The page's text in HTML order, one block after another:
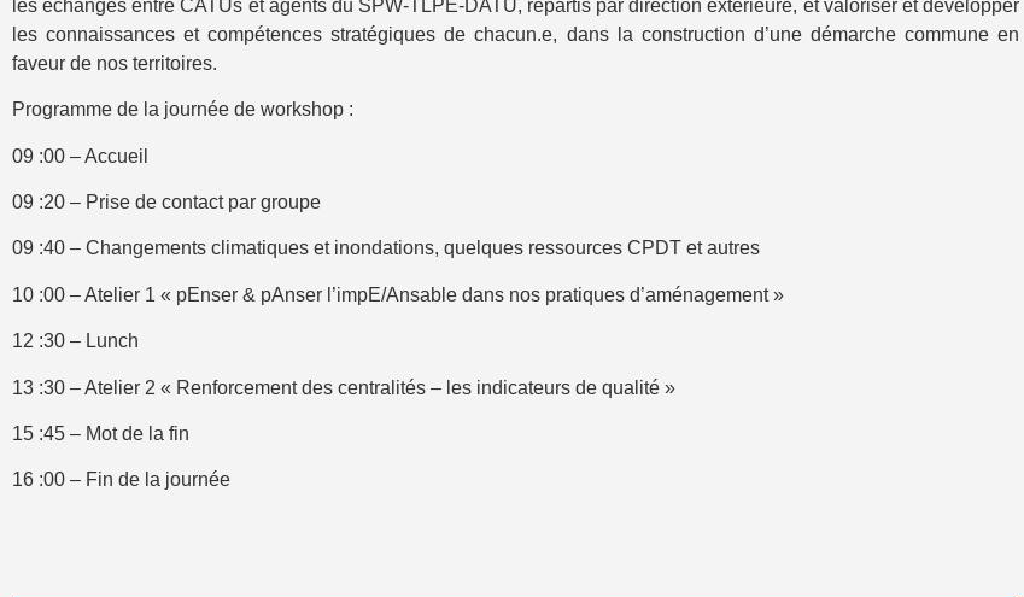
les échanges entre CATUs et agents du SPW-TLPE-DATU, répartis par direction extérieure, et valoriser et développer
les connaissances et compétences stratégiques de chacun.e, dans la construction d’une démarche commune en
faveur de nos territoires.
Programme de la journée de workshop :
09 :00 – Accueil
09 :20 – Prise de contact par groupe
09 :40 – Changements climatiques et inondations, quelques ressources CPDT et autres
10 :00 – Atelier 1 « pEnser & pAnser l’impE/Ansable dans nos pratiques d’aménagement »
12 :30 – Lunch
13 :30 – Atelier 2 « Renforcement des centralités – les indicateurs de qualité »
15 :45 – Mot de la fin
16 :00 – Fin de la journée